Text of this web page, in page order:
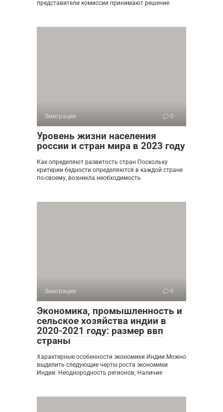
представители комиссии принимают решение
Эмиграция 0
Уровень жизни населения
россии и стран мира в 2023 году
Как определяют развитость стран Поскольку
критерии бедности определяются в каждой стране
по-своему, возникла необходимость
Эмиграция 0
Экономика, промышленность и
сельское хозяйства индии в
2020-2021 году: размер ввп
страны
Характерные особенности экономики Индии Можно
выделить следующие черты роста экономики
Индии: Неоднородность регионов; Наличие